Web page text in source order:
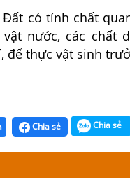
tính chất quan
nước, các chất
để thực vật sinh
Chia sẻ Chia sẻ